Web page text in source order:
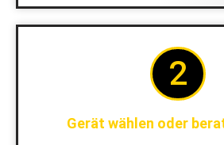
2
Gerät wählen oder